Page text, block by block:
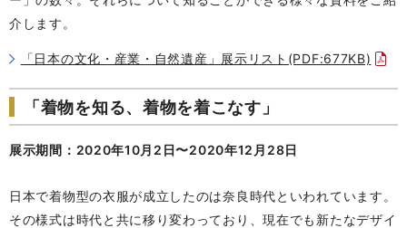
介します。
「日本の文化・産業・自然遺産」展示リスト(PDF:677KB)
「着物を知る、着物を着こなす」
展示期間：2020年10月2日〜2020年12月28日
日本で着物型の衣服が成立したのは奈良時代といわれています。
その様式は時代と共に移り変わっており、現在でも新たなデザイ